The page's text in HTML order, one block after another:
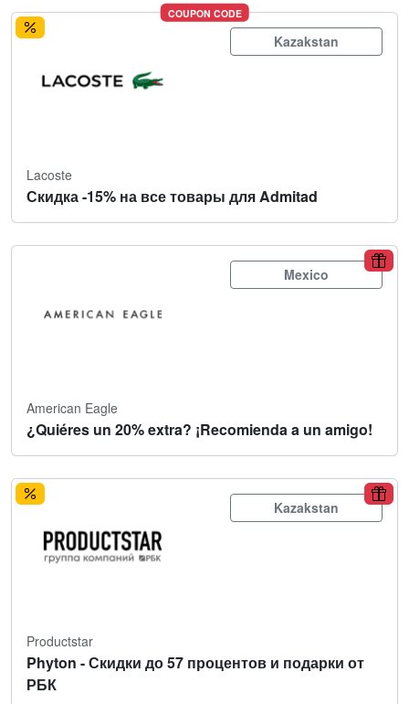
COUPON CODE
Kazakstan
Lacoste
Скидка -15% на все товары для Admitad
Mexico
American Eagle
¿Quiéres un 20% extra? ¡Recomienda a un amigo!
Kazakstan
Productstar
Phyton - Скидки до 57 процентов и подарки от
РБК